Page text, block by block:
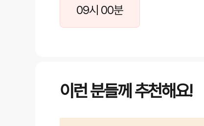
09시 00분
이런 분들께 추천해요!